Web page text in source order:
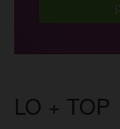
LO + TOP